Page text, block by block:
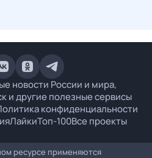
новости России и мира,
и другие полезные сервисы
конфиденциальности
ЛайкиТоп-100Все проекты
ресурсе применяются